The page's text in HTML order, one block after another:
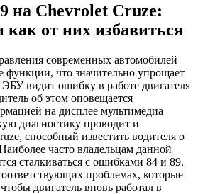
на Chevrolet Cruze:
как от них избавиться
современных автомобилей
функции, что значительно упрощает
видит ошибку в работе двигателя
об этом оповещается
на дисплее мультимедиа
диагностику проводит и
способный известить водителя о
часто владельцам данной
сталкиваться с ошибками 84 и 89.
проблемах, которые
двигатель вновь работал в